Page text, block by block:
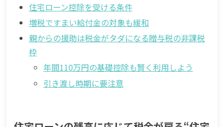
住宅ローン控除を受ける条件
増税ですまい給付金の対象も緩和
親からの援助は税金がタダになる贈与税の非課税
枠
年間110万円の基礎控除も賢く利用しよう
引き渡し時期に要注意